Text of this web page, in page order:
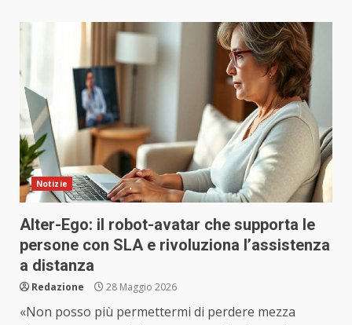
Notizie
Alter-Ego: il robot-avatar che supporta le
persone con SLA e rivoluziona l’assistenza
a distanza
Redazione 28 Maggio 2026
«Non posso più permettermi di perdere mezza